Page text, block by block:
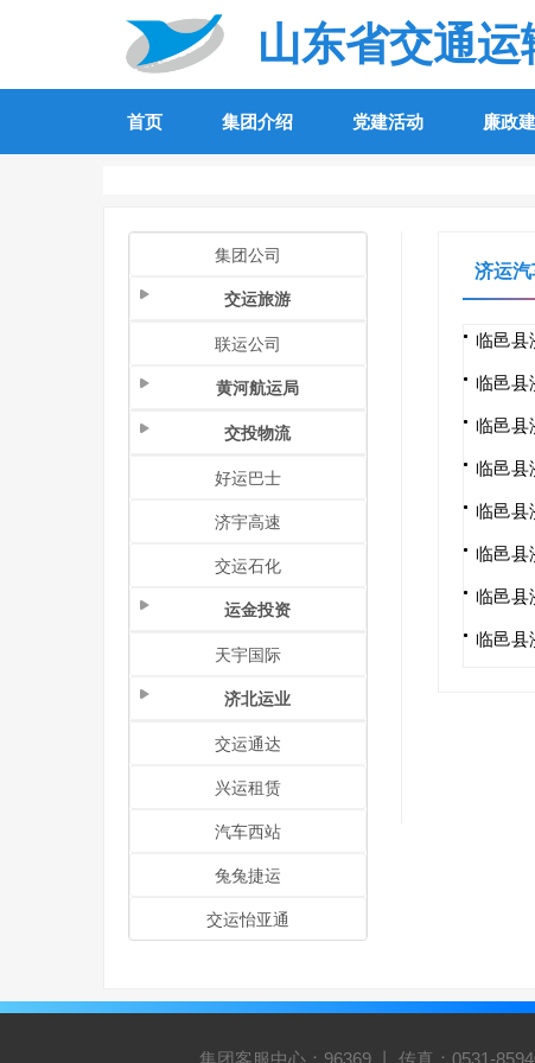
山东省交通运
首页 集团介绍 党建活动 廉政
集团公司
交运旅游
联运公司
黄河航运局
交投物流
好运巴士
济宇高速
交运石化
运金投资
天宇国际
济北运业
交运通达
兴运租赁
汽车西站
兔兔捷运
交运怡亚通
济运
临邑县
临邑县
临邑县
临邑县
临邑县
临邑县
临邑县
临邑县
集团客服中心：96369 丨 传真：0531-